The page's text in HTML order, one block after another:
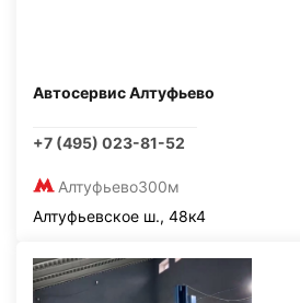
Автосервис Алтуфьево
+7 (495) 023-81-52
Алтуфьево300м
Алтуфьевское ш., 48к4